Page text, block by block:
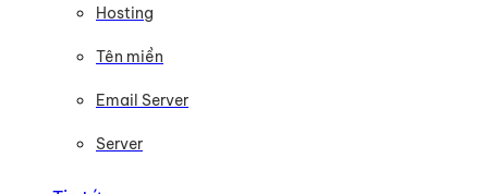
Hosting
Tên miền
Email Server
Server